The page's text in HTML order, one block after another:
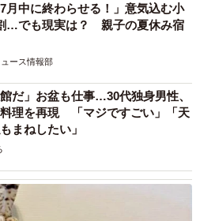
7月中に終わらせる！」意気込む小
…でも現実は？ 親子の夏休み宿
ース情報部
館だ」お盆も仕事…30代独身男性、
理を再現 「マジですごい」「天
まねしたい」